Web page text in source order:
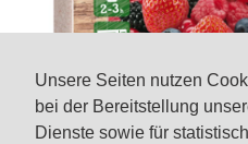
Unsere Seiten nutzen
bei der Bereitstellung
Dienste sowie für
LEBENSMITTEL/TOP
UPDATE Rückruf:
Bio Beerenmischung via Lidl